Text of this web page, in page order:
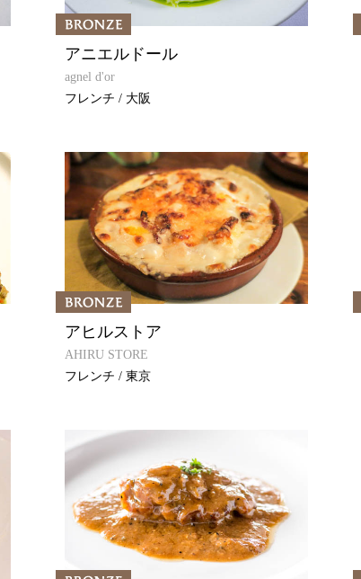
アニエルドール
agnel d'or
フレンチ / 大阪
アヒルストア
AHIRU STORE
フレンチ / 東京